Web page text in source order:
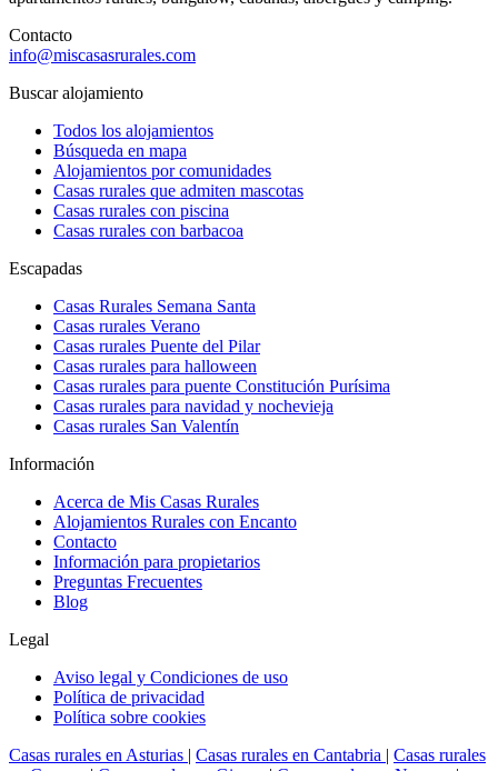
Contacto
info@miscasasrurales.com
Buscar alojamiento
Todos los alojamientos
Búsqueda en mapa
Alojamientos por comunidades
Casas rurales que admiten mascotas
Casas rurales con piscina
Casas rurales con barbacoa
Escapadas
Casas Rurales Semana Santa
Casas rurales Verano
Casas rurales Puente del Pilar
Casas rurales para halloween
Casas rurales para puente Constitución Purísima
Casas rurales para navidad y nochevieja
Casas rurales San Valentín
Información
Acerca de Mis Casas Rurales
Alojamientos Rurales con Encanto
Contacto
Información para propietarios
Preguntas Frecuentes
Blog
Legal
Aviso legal y Condiciones de uso
Política de privacidad
Política sobre cookies
Casas rurales en Asturias | Casas rurales en Cantabria | Casas rurales